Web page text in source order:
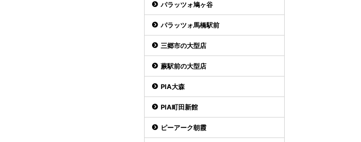
パラッツォ鳩ヶ谷
パラッツォ馬橋駅前
三郷市の大型店
蕨駅前の大型店
PIA大森
PIA町田新館
ピーアーク朝霞